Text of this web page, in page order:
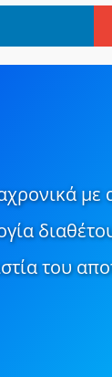
του